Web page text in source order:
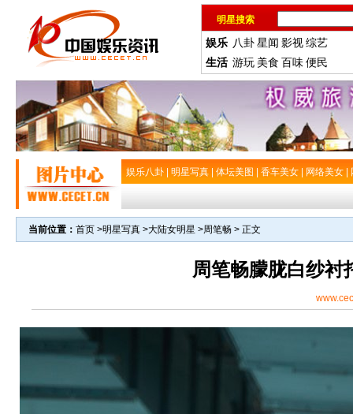
明星搜索
娱乐 八卦星闻 影视综艺
生活 游玩 美食 百味便民
娱乐八卦 明星写真 体坛美图 香车美女 网络美女
当前位置： 首页 >明星写真 >大陆女明星 >周笔畅 > 正文
周笔畅朦胧白纱衬